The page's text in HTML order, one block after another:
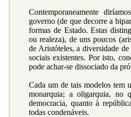
Contemporaneamente
governo (de que decorre a
formas de Estado. Estas
ou realeza), de uns poucos
de Aristóteles, a diversidade
sociais existentes. Por isto,
pode achar-se dissociado da
Cada um de tais modelos tem
monarquia; a oligarquia, no
democracia, quanto à
todas condenáveis.